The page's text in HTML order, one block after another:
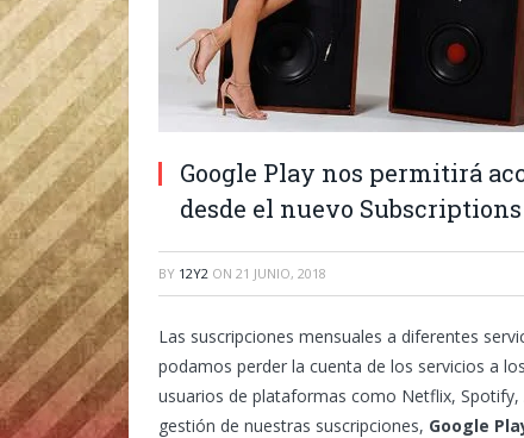
Google Play nos permitirá
desde el nuevo
BY 12Y2 ON 21 JUNIO, 2018
Las suscripciones mensuales a diferentes
podamos perder la cuenta de los servicios a
usuarios de plataformas como Netflix,
gestión de nuestras suscripciones, Google